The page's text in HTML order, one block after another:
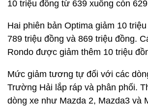
10 triệu đồng từ 639 xuống còn
Hai phiên bản Optima giảm 10
789 triệu đồng và 869 triệu đồng.
Rondo được giảm thêm 10 triệu
Mức giảm tương tự đối với các
Trường Hải lắp ráp và phân phối.
dòng xe như Mazda 2, Mazda3 và